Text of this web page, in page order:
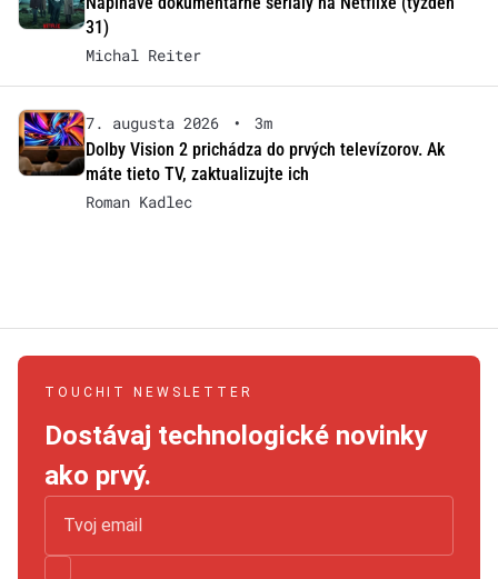
31)
Michal Reiter
7. augusta 2026 •
3m
Dolby Vision 2 prichádza do prvých televízorov. Ak
máte tieto TV, zaktualizujte ich
Roman Kadlec
TOUCHIT NEWSLETTER
Dostávaj technologické novinky
ako prvý.